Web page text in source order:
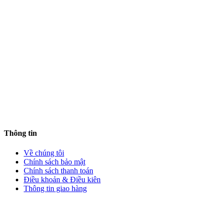
Thông tin
Về chúng tôi
Chính sách bảo mật
Chính sách thanh toán
Điều khoản & Điều kiên
Thông tin giao hàng